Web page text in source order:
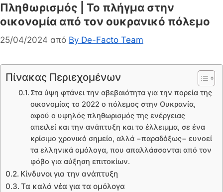
Πληθωρισμός | Το πλήγμα στην
οικονομία από τον ουκρανικό πόλεμο
25/04/2024 από By De-Facto Team
Πίνακας Περιεχομένων
Στα ύψη φτάνει την αβεβαιότητα για την πορεία της
οικονομίας το 2022 ο πόλεμος στην Ουκρανία,
αφού ο υψηλός πληθωρισμός της ενέργειας
απειλεί και την ανάπτυξη και το έλλειμμα, σε ένα
κρίσιμο χρονικό σημείο, αλλά −παραδόξως− ευνοεί
τα ελληνικά ομόλογα, που απαλλάσσονται από τον
φόβο για αύξηση επιτοκίων.
Κίνδυνοι για την ανάπτυξη
Τα καλά νέα για τα ομόλογα